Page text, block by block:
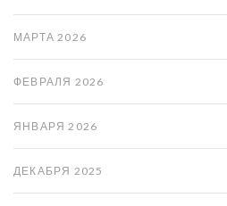
МАРТА 2026
ФЕВРАЛЯ 2026
ЯНВАРЯ 2026
ДЕКАБРЯ 2025